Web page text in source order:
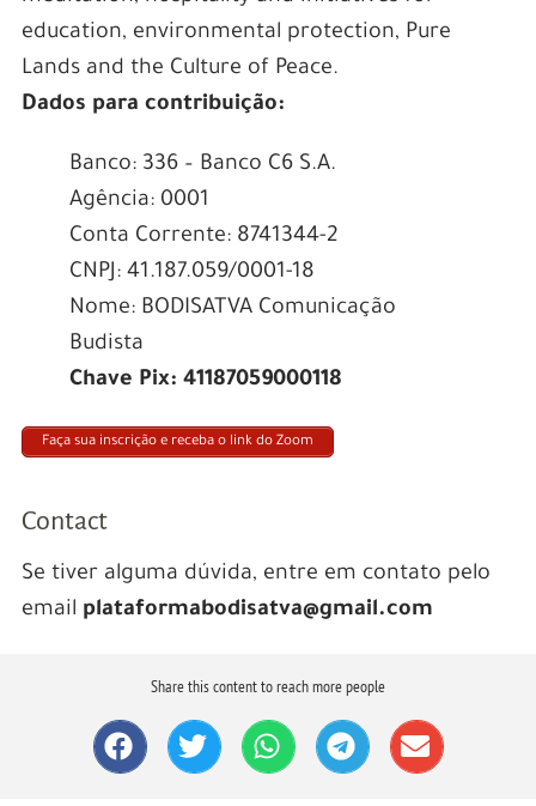
education, environmental protection, Pure
Lands and the Culture of Peace.
Dados para contribuição:
Banco: 336 – Banco C6 S.A.
Agência: 0001
Conta Corrente: 8741344-2
CNPJ: 41.187.059/0001-18
Nome: BODISATVA Comunicação
Budista
Chave Pix: 41187059000118
Faça sua inscrição e receba o link do Zoom
Contact
Se tiver alguma dúvida, entre em contato pelo
email plataformabodisatva@gmail.com
Share this content to reach more people